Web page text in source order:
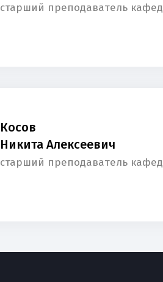
старший преподаватель
Косов
Никита Алексеевич
старший преподаватель